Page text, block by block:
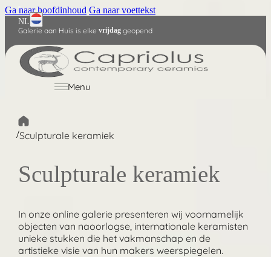
Ga naar hoofdinhoud Ga naar voettekst
Galerie aan Huis is elke vrijdaggeopend
NL
Menu
/Sculpturale keramiek
Sculpturale keramiek
In onze online galerie presenteren wij voornamelijk
objecten van naoorlogse, internationale keramisten
unieke stukken die het vakmanschap en de
artistieke visie van hun makers weerspiegelen.